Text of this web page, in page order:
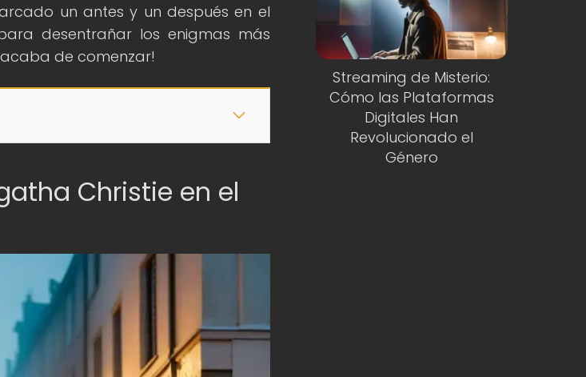
un antes y un después en el
desentrañar los enigmas más
de comenzar!
Christie en el
Streaming de Misterio:
Cómo las Plataformas
Digitales Han
Revolucionado el
Género